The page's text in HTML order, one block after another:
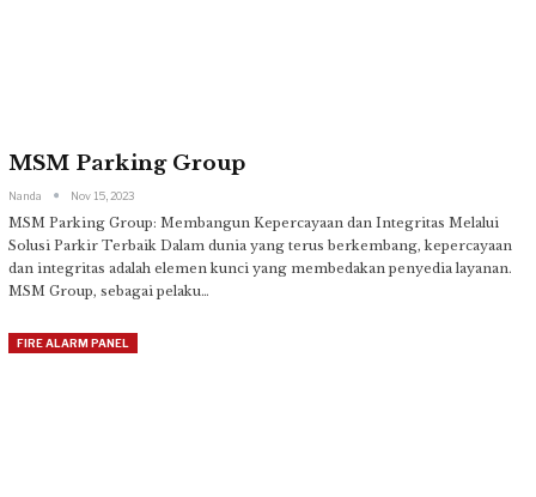
MSM Parking Group
Nanda Nov 15, 2023
MSM Parking Group: Membangun Kepercayaan dan Integritas Melalui
Solusi Parkir Terbaik Dalam dunia yang terus berkembang, kepercayaan
dan integritas adalah elemen kunci yang membedakan penyedia layanan.
MSM Group, sebagai pelaku…
FIRE ALARM PANEL